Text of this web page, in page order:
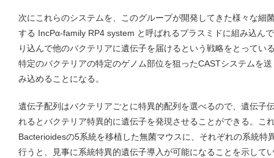
次にこれらのシステムを、このグループが開発してきた様々な細
する IncPα-family RP4 system と呼ばれるプラスミドに組み込ん
り込んで他のバクテリアに遺伝子を届けるという戦略をとってい
特定のバクテリアの特定のゲノム部位を狙ったCASTシステムを
み込めることになる。
遺伝子配列はバクテリアごとに特異的配列を選べるので、遺伝子
れるとバクテリア特異的に遺伝子を発現させることができる。こ
Bacterioidesの5系統を移植した無菌マウスに、それぞれの系統特
行うと、見事に系統特異的遺伝子導入が可能になることを示して